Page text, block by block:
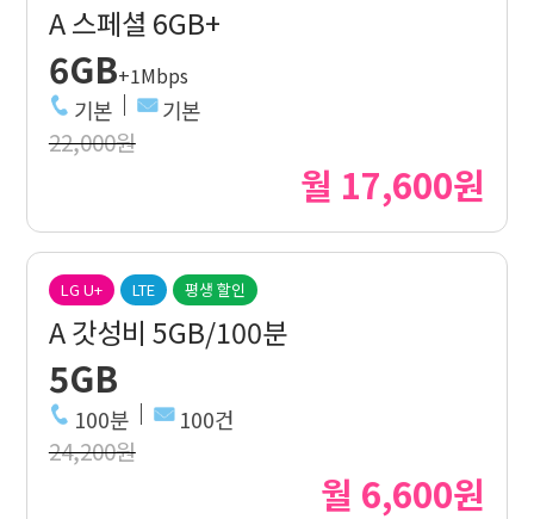
A 스페셜 6GB+
6GB+1Mbps
기본 기본
22,000원
월 17,600원
LG U+ LTE 평생 할인
A 갓성비 5GB/100분
5GB
100분 100건
24,200원
월 6,600원